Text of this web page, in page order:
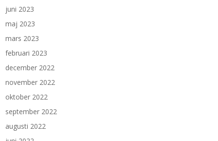
juni 2023
maj 2023
mars 2023
februari 2023
december 2022
november 2022
oktober 2022
september 2022
augusti 2022